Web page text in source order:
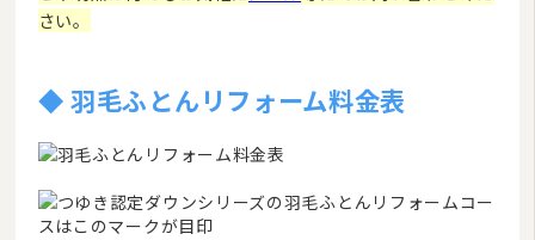
さい。
◆ 羽毛ふとんリフォーム料金表